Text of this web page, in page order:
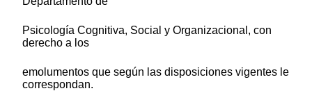
Psicología Cognitiva, Social y Organizacional, con
derecho a los
emolumentos que según las disposiciones vigentes le
correspondan.